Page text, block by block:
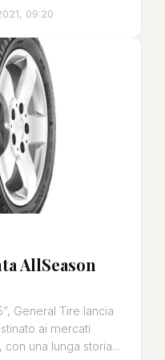
09:20
AllSeason
General Tire lancia
ai mercati
una lunga storia...